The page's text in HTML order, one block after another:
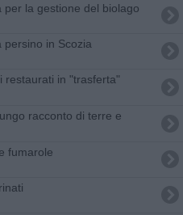
per la gestione del biolago
persino in Scozia
restaurati in "trasferta"
racconto di terre e
fumarole